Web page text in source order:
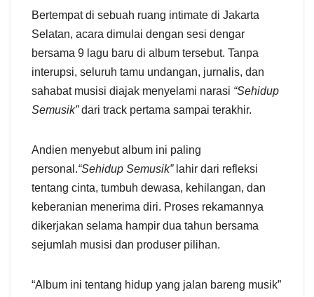
Bertempat di sebuah ruang intimate di Jakarta
Selatan, acara dimulai dengan sesi dengar
bersama 9 lagu baru di album tersebut. Tanpa
interupsi, seluruh tamu undangan, jurnalis, dan
sahabat musisi diajak menyelami narasi “Sehidup
Semusik”dari track pertama sampai terakhir.
Andien menyebut album ini paling
personal.“Sehidup Semusik”lahir dari refleksi
tentang cinta, tumbuh dewasa, kehilangan, dan
keberanian menerima diri. Proses rekamannya
dikerjakan selama hampir dua tahun bersama
sejumlah musisi dan produser pilihan.
“Album ini tentang hidup yang jalan bareng musik”